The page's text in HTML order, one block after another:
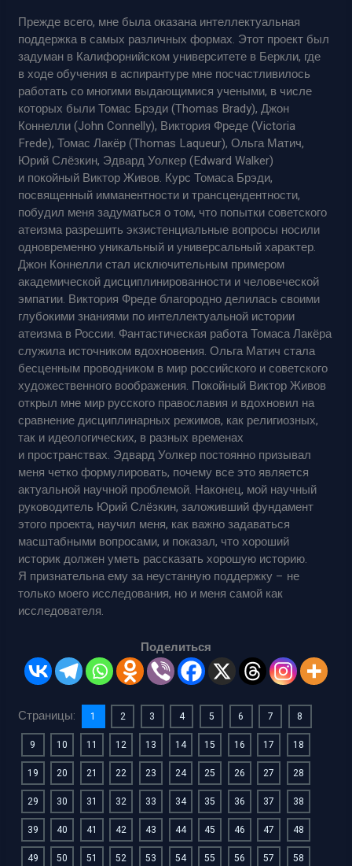
Прежде всего, мне была оказана интеллектуальная
поддержка в самых различных формах. Этот проект был
задуман в Калифорнийском университете в Беркли, где
в ходе обучения в аспирантуре мне посчастливилось
работать со многими выдающимися учеными, в числе
которых были Томас Брэди (Thomas Brady), Джон
Коннелли (John Connelly), Виктория Фреде (Victoria
Frede), Томас Лакёр (Thomas Laqueur), Ольга Матич,
Юрий Слёзкин, Эдвард Уолкер (Edward Walker)
и покойный Виктор Живов. Курс Томаса Брэди,
посвященный имманентности и трансцендентности,
побудил меня задуматься о том, что попытки советского
атеизма разрешить экзистенциальные вопросы носили
одновременно уникальный и универсальный характер.
Джон Коннелли стал исключительным примером
академической дисциплинированности и человеческой
эмпатии. Виктория Фреде благородно делилась своими
глубокими знаниями по интеллектуальной истории
атеизма в России. Фантастическая работа Томаса Лакёра
служила источником вдохновения. Ольга Матич стала
бесценным проводником в мир российского и советского
художественного воображения. Покойный Виктор Живов
открыл мне мир русского православия и вдохновил на
сравнение дисциплинарных режимов, как религиозных,
так и идеологических, в разных временах
и пространствах. Эдвард Уолкер постоянно призывал
меня четко формулировать, почему все это является
актуальной научной проблемой. Наконец, мой научный
руководитель Юрий Слёзкин, заложивший фундамент
этого проекта, научил меня, как важно задаваться
масштабными вопросами, и показал, что хороший
историк должен уметь рассказать хорошую историю.
Я признательна ему за неустанную поддержку – не
только моего исследования, но и меня самой как
исследователя.
Поделиться
Страницы: 1 2 3 4 5 6 7
8
9
10 11 12 13 14 15 16 17
18
19
20 21 22 23 24 25 26 27
28
29
30 31 32 33 34 35 36 37
38
39
40 41 42 43 44 45 46 47
48
49
50 51 52 53 54 55 56 57
58